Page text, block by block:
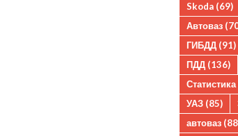
Skoda (69)
Автоваз
ГИБДД (91)
ПДД (136)
УАЗ (85)
автоваз